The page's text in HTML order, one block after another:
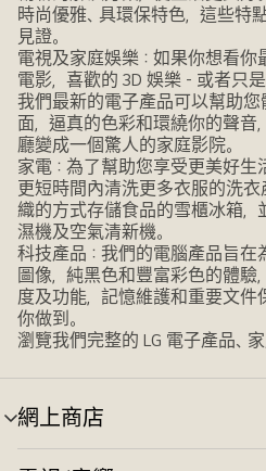
時尚優雅、具環保特色，這些特
見證。
電視及家庭娛樂：如果你想看你
電影，喜歡的 3D 娛樂 - 或者只
我們最新的電子產品可以幫助您
面，逼真的色彩和環繞你的聲音
廳變成一個驚人的家庭影院。
家電：為了幫助您享受更美好生
更短時間內清洗更多衣服的洗衣
織的方式存儲食品的雪櫃冰箱
濕機及空氣清新機。
科技產品：我們的電腦產品旨
圖像，純黑色和豐富彩色的體驗
度及功能，記憶維護和重要文件
你做到。
瀏覽我們完整的 LG 電子產品、
網上商店
選
單